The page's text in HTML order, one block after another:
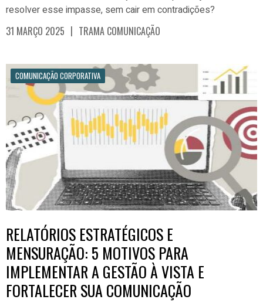
resolver esse impasse, sem cair em contradições?
31 MARÇO 2025 | TRAMA COMUNICAÇÃO
COMUNICAÇÃO CORPORATIVA
RELATÓRIOS ESTRATÉGICOS E
MENSURAÇÃO: 5 MOTIVOS PARA
IMPLEMENTAR A GESTÃO À VISTA E
FORTALECER SUA COMUNICAÇÃO